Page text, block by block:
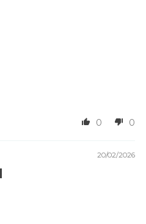
0 0
20/02/2026